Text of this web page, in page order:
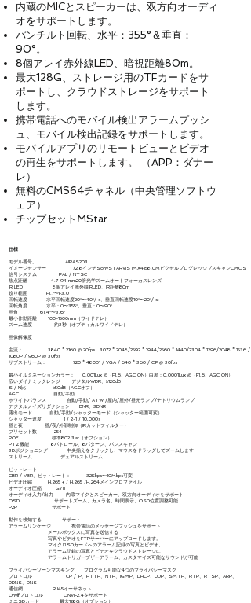
内蔵のMICとスピーカーは、双方向オーディ
オをサポートします。
パンチルト回転、水平：355°＆垂直：
90°。
8個アレイ赤外線LED、暗視距離80m。
最大128G、ストレージ用のTFカードをサ
ポートし、クラウドストレージをサポート
します。
携帯電話へのモバイル検出アラームプッシ
ュ、モバイル検出記録をサポートします。
モバイルアプリのリモートビューとビデオ
の再生をサポートします。 （APP：ダナー
レ）
無料のCMS64チャネル（中央管理ソフトウ
ェア）
チップセットMStar
仕様
モデル番号。 AIRAS203
イメージセンサー 1 /2.8インチSonySTARVIS IMX4158.0MピクセルプログレッシブスキャンCMOS
信号システム PAL / NTSC
焦点距離 4.7-94 mm20倍光学ズームオートフォーカスレンズ
IR LED 8個アレイ赤外線IRLED、IR距離80m
絞り範囲 F1.7〜F3.0
回転速度 水平回転速度20°〜40°/ s、垂直回転速度10°〜20°/ s;
回転角度 水平：0〜355°、垂直：0〜90°
画角 61.4°〜3.6°
最小作動距離 100-1500mm（ワイドテレ）
ズーム速度 約3秒（オプティカルワイドテレ）
画像解像度
主流： 3840 * 2160 @ 20fps、3072 * 2048/2592 * 1944/2560 * 1440/2304 * 1296/2048 * 1536 /
1080P / 960P @ 30fps
サブストリーム： 720 * 480D1 / VGA / 640 * 360 / CIF @ 30fps
最小イルミネーションカラー： 0.001Lux @（F1.6、AGC ON）白黒：0.0001Lux @（F1.6、AGC ON）
広いダイナミックレンジ デジタルWDR、≥120dB
S / N比 ≥50dB（AGCオフ）
AGC 自動/手動
ホワイトバランス 自動/手動/ ATW /屋内/屋外/昼光ランプ/ナトリウムランプ
デジタルノイズリダクション DNR、3DNR
露出モード 自動/手動/シャッターモード（シャッター範囲可変）
シャッター速度 1 / 2-1 / 10,000s
昼と夜 昼/夜/外部制御（IRカットフィルター）
プリセット数 254
POE 標準802.3af（オプション）
PTZ機能 8パトロール、8パターン、パンスキャン
3Dポジショニング 中央揃えをクリックし、マウスをドラッグしてズームします
ストリーム デュアルストリーム
ビットレート
CBR / VBR、ビットレート： 32Kbps〜10Mbps可変
ビデオ圧縮 H.265 + / H.265 /H.264メインプロファイル
オーディオ圧縮 G711
オーディオ入力/出力 内蔵マイクとスピーカー、双方向オーディオをサポート
OSD サポートズーム、カメラ名、時間表示、OSD位置調整可能
P2P サポート
動作を検知する サポート
アラームリンケージ 携帯電話のメッセージプッシュをサポート
メールボックスに写真を送信する
写真やビデオをFTPサーバーにアップロードします。
マイクロSDカードへのアラーム記録の写真とビデオ、
アラーム記録の写真とビデオをクラウドストレージに
アラームトリガーブザーアラーム、カスタマイズ可能なサウンドが可能
プライバシーゾーンマスキング プログラム可能な4つのプライバシーマスク
プロトコル TCP / IP、HTTP、NTP、IGMP、DHCP、UDP、SMTP、RTP、RTSP、ARP、
DDNS、DNS
通信網 RJ45イーサネット
Onvifプロトコル ONVIF2.4をサポート
ミニSDカード 最大128G（オプション）